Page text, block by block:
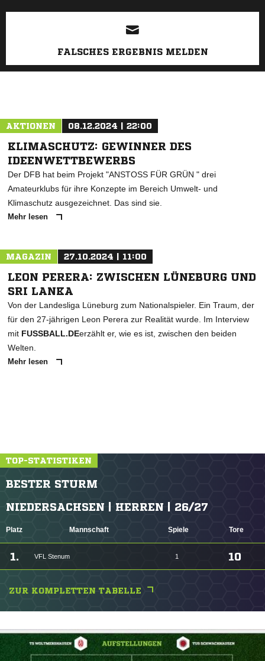
FALSCHES ERGEBNIS MELDEN
AKTIONEN 08.12.2024 | 22:00
KLIMASCHUTZ: GEWINNER DES
IDEENWETTBEWERBS
Der DFB hat beim Projekt "ANSTOSS FÜR GRÜN " drei
Amateurklubs für ihre Konzepte im Bereich Umwelt- und
Klimaschutz ausgezeichnet. Das sind sie.
Mehr lesen
MAGAZIN 27.10.2024 | 11:00
LEON PERERA: ZWISCHEN LÜNEBURG UND
SRI LANKA
Von der Landesliga Lüneburg zum Nationalspieler. Ein Traum, der
für den 27-jährigen Leon Perera zur Realität wurde. Im Interview
mit FUSSBALL.DEerzählt er, wie es ist, zwischen den beiden
Welten.
Mehr lesen
TOP-STATISTIKEN
BESTER STURM
NIEDERSACHSEN | HERREN | 26/27
Platz Mannschaft Spiele Tore
1. VFL Stenum 1 10
ZUR KOMPLETTEN TABELLE